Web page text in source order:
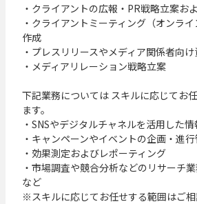
・クライアントの広報・PR戦略立案お
・クライアントミーティング（オンラ
作成
・プレスリリースやメディア関係者向
・メディアリレーション戦略立案
下記業務については スキルに応じてお
ます。
・SNSやデジタルチャネルを活用した
・キャンペーンやイベントの企画・進
・効果測定およびレポーティング
・市場調査や競合分析などのリサーチ
など
※スキルに応じてお任せする範囲はご相